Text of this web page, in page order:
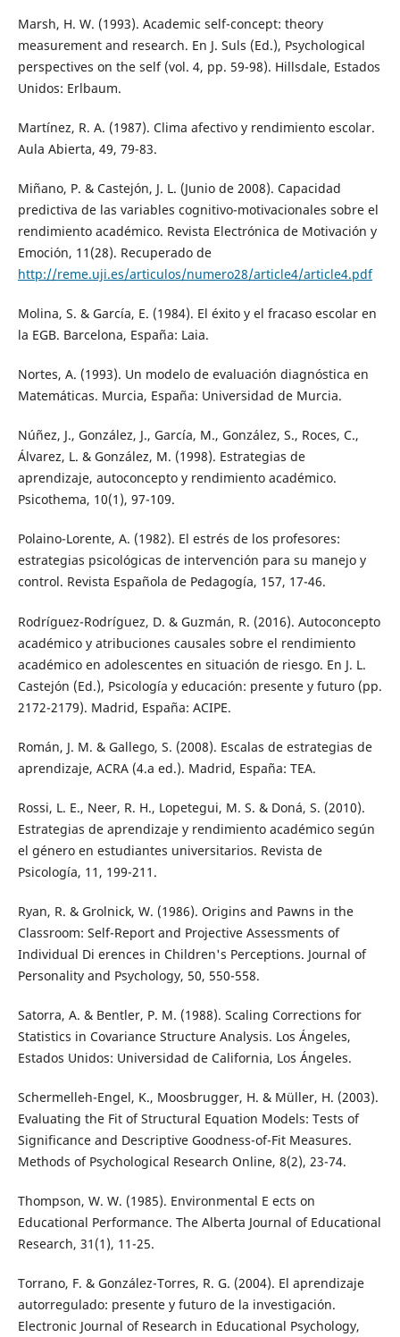
Marsh, H. W. (1993). Academic self-concept: theory
measurement and research. En J. Suls (Ed.), Psychological
perspectives on the self (vol. 4, pp. 59-98). Hillsdale, Estados
Unidos: Erlbaum.
Martínez, R. A. (1987). Clima afectivo y rendimiento escolar.
Aula Abierta, 49, 79-83.
Miñano, P. & Castejón, J. L. (Junio de 2008). Capacidad
predictiva de las variables cognitivo-motivacionales sobre el
rendimiento académico. Revista Electrónica de Motivación y
Emoción, 11(28). Recuperado de
http://reme.uji.es/articulos/numero28/article4/article4.pdf
Molina, S. & García, E. (1984). El éxito y el fracaso escolar en
la EGB. Barcelona, España: Laia.
Nortes, A. (1993). Un modelo de evaluación diagnóstica en
Matemáticas. Murcia, España: Universidad de Murcia.
Núñez, J., González, J., García, M., González, S., Roces, C.,
Álvarez, L. & González, M. (1998). Estrategias de
aprendizaje, autoconcepto y rendimiento académico.
Psicothema, 10(1), 97-109.
Polaino-Lorente, A. (1982). El estrés de los profesores:
estrategias psicológicas de intervención para su manejo y
control. Revista Española de Pedagogía, 157, 17-46.
Rodríguez-Rodríguez, D. & Guzmán, R. (2016). Autoconcepto
académico y atribuciones causales sobre el rendimiento
académico en adolescentes en situación de riesgo. En J. L.
Castejón (Ed.), Psicología y educación: presente y futuro (pp.
2172-2179). Madrid, España: ACIPE.
Román, J. M. & Gallego, S. (2008). Escalas de estrategias de
aprendizaje, ACRA (4.a ed.). Madrid, España: TEA.
Rossi, L. E., Neer, R. H., Lopetegui, M. S. & Doná, S. (2010).
Estrategias de aprendizaje y rendimiento académico según
el género en estudiantes universitarios. Revista de
Psicología, 11, 199-211.
Ryan, R. & Grolnick, W. (1986). Origins and Pawns in the
Classroom: Self-Report and Projective Assessments of
Individual Di erences in Children's Perceptions. Journal of
Personality and Psychology, 50, 550-558.
Satorra, A. & Bentler, P. M. (1988). Scaling Corrections for
Statistics in Covariance Structure Analysis. Los Ángeles,
Estados Unidos: Universidad de California, Los Ángeles.
Schermelleh-Engel, K., Moosbrugger, H. & Müller, H. (2003).
Evaluating the Fit of Structural Equation Models: Tests of
Significance and Descriptive Goodness-of-Fit Measures.
Methods of Psychological Research Online, 8(2), 23-74.
Thompson, W. W. (1985). Environmental E ects on
Educational Performance. The Alberta Journal of Educational
Research, 31(1), 11-25.
Torrano, F. & González-Torres, R. G. (2004). El aprendizaje
autorregulado: presente y futuro de la investigación.
Electronic Journal of Research in Educational Psychology,